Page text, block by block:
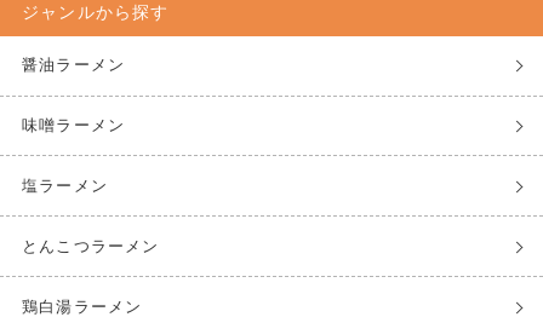
ジャンルから探す
醤油ラーメン
味噌ラーメン
塩ラーメン
とんこつラーメン
鶏白湯ラーメン